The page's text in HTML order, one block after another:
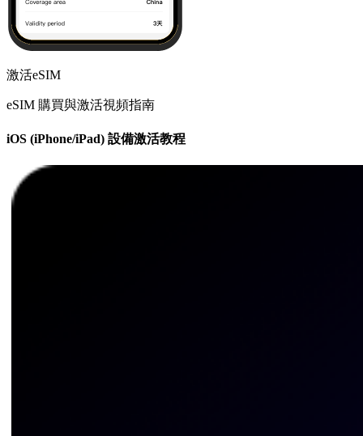
激活eSIM
eSIM 購買與激活視頻指南
iOS (iPhone/iPad) 設備激活教程